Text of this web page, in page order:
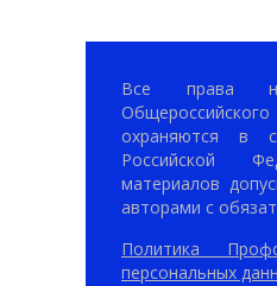
Все права
охраняются в
Российской
материалов
авторами с
Политика
персональных